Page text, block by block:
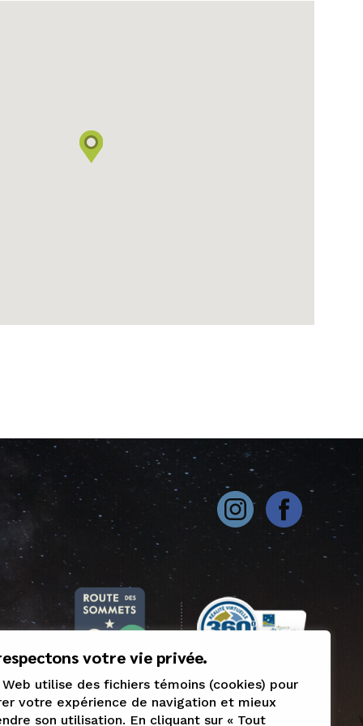
votre vie privée.
utilise des fichiers témoins (cookies) pour
votre expérience de navigation et mieux
son utilisation. En cliquant sur « Tout